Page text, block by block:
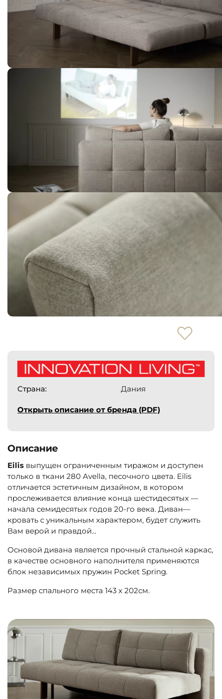
Страна: Дания
Открыть описание от бренда (PDF)
Описание
Eilis выпущен ограниченным тиражом и доступен
только в ткани 280 Avella, песочного цвета. Eilis
отличается эстетичным дизайном, в котором
прослеживается влияние конца шестидесятых —
начала семидесятых годов 20-го века. Диван—
кровать с уникальным характером, будет служить
Вам верой и правдой...
Основой дивана является прочный стальной каркас,
в качестве основного наполнителя применяются
блок независимых пружин Pocket Spring.
Размер спального места 143 х 202см.